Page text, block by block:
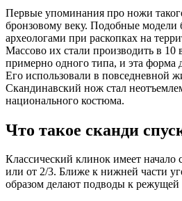
Первые упоминания про ножи
бронзовому веку. Подобные
археологами при раскопках на
Массово их стали производить в 10
примерно одного типа, и эта форма
Его использовали в повседневной
Скандинавский нож стал
национального костюма.
Что такое сканди
Классический клинок имеет начало
или от 2/3. Ближе к нижней части
образом делают подводы к режущей